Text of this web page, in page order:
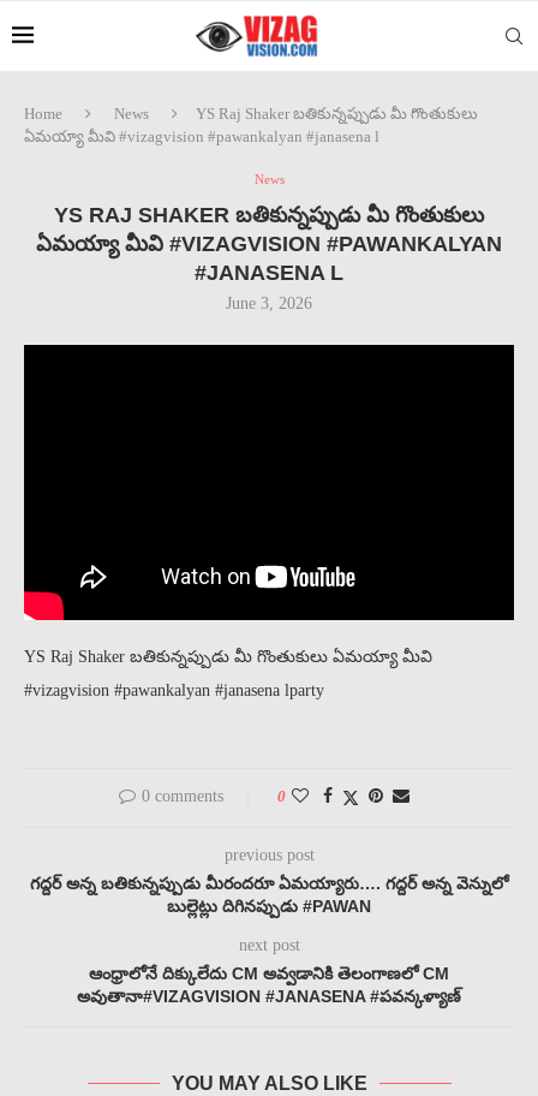
Home News
YS Raj Shaker బతికున్నప్పుడు మీ గొంతుకులు
ఏమయ్యా మీవి #vizagvision #pawankalyan #janasena l
News
YS RAJ SHAKER బతికున్నప్పుడు మీ గొంతుకులు
ఏమయ్యా మీవి #VIZAGVISION #PAWANKALYAN
#JANASENA L
June 3, 2026
YS Raj Shaker బతికున్నప్పుడు మీ గొంతుకులు ఏమయ్యా మీవి
#vizagvision #pawankalyan #janasena lparty
0 comments 0
previous post
గద్దర్ అన్న బతికున్నప్పుడు మీరందరూ ఏమయ్యారు…. గద్దర్ అన్న వెన్నులో
బుల్లెట్లు దిగినప్పుడు #PAWAN
next post
ఆంధ్రాలోనే దిక్కులేదు CM అవ్వడానికి తెలంగాణలో CM
అవుతానా#VIZAGVISION #JANASENA #పవన్కళ్యాణ్
YOU MAY ALSO LIKE